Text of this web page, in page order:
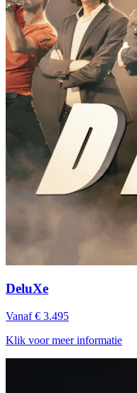
DeluXe
Vanaf € 3.495
Klik voor meer informatie